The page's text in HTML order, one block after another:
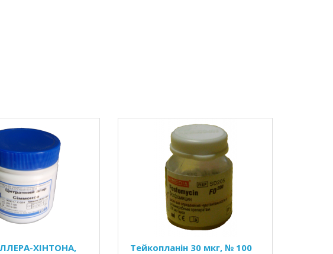
ХІНТОНА,
Тейкопланін 30 мкг, № 100